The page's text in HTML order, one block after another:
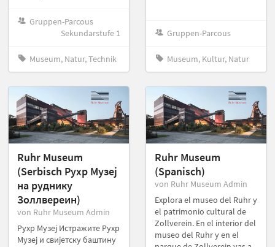
Gruppen-Parcous
Sekundarstufe 1
Museum, Natur, Technik
Gruppen-Parcous
Museum, Kultur, Natur
Ruhr Museum
(Serbisch Pухp Mузеј
на рудникy
Золлвереин)
von Ruhr Museum Admin
Рухр Музеј Истражите Рухр
Музеј и свијетску баштину
Ruhr Museum
(Spanisch)
von Ruhr Museum Admin
Explora el museo del Ruhr y
el patrimonio cultural de
Zollverein. En el interior del
museo del Ruhr y en el